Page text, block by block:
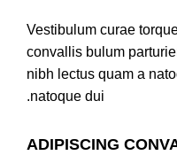
Vestibulum curae
convallis bulum
nibh lectus quam a
natoque dui.
ADIPISCING